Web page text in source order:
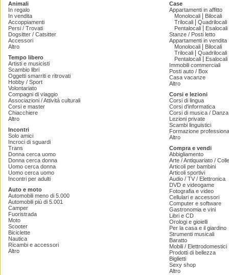
Animali
In regalo
In vendita
Accoppiamenti
Persi / Trovati
Dogsitter / Catsitter
Accessori
Altro
Tempo libero
Artisti e musicisti
Scambio libri
Oggetti smarriti e ritrovati
Hobby / Sport
Volontariato
Compagni di viaggio
Associazioni / Attività culturali
Corsi e master
Chiacchiere
Altro
Incontri
Solo amici
Incroci di sguardi
Trans
Donna cerca uomo
Donna cerca donna
Uomo cerca donna
Uomo cerca uomo
Incontri per adulti
Auto e moto
Automobili meno di 5.000
Automobili più di 5.001
Camper
Fuoristrada
Moto
Scooter
Biciclette
Nautica
Ricambi e accessori
Altro
Case
Appartamenti in affitto
Monolocali
Bilocali
Trilocali
Quadrilocali
Pentalocali
Esalocali
Stanze / Posti letto
Appartamenti in vendita
Monolocali
Bilocali
Trilocali
Quadrilocali
Pentalocali
Esalocali
Immobili commerciali
Posti auto / Box
Casa vacanze
Altro
Corsi e lezioni
Corsi di lingua
Corsi d'informatica
Corsi di musica /
Lezioni private
Scambi linguistici
Formazione
Altro
Compra e vendi
Abbigliamento
Arte / Antiquariato /
Articoli per bambini
Articoli sportivi
Audio / TV / Elettronica
DVD e videogame
Fotografia e video
Cellulari e accessori
Computer e software
Gastronomia e vini
Libri e CD
Orologi e gioielli
Per la casa e il giardino
Strumenti musicali
Baratto
Mobili / Elettrodomestici
Prodotti di bellezza
Biglietti
Sexy shop
Altro